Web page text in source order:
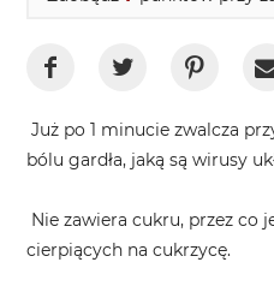
Już po 1 minucie zwalcza
bólu gardła, jaką są wirusy
Nie zawiera cukru, przez co
cierpiących na cukrzycę.